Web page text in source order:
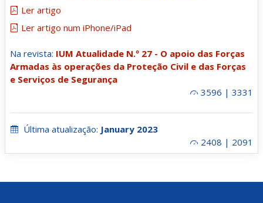
Ler artigo
Ler artigo num iPhone/iPad
Na revista: IUM Atualidade N.º 27 - O apoio das Forças
Armadas às operações da Proteção Civil e das Forças
e Serviços de Segurança
3596 | 3331
Última atualização: January 2023
2408 | 2091